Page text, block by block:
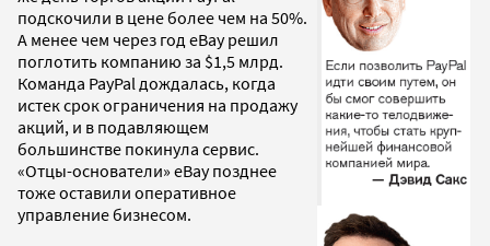
подскочили в цене более чем на 50%.
А менее чем через год eBay решил
поглотить компанию за $1,5 млрд.
Команда PayPal дождалась, когда
истек срок ограничения на продажу
акций, и в подавляющем
большинстве покинула сервис.
«Отцы-основатели» eBay позднее
тоже оставили оперативное
управление бизнесом.